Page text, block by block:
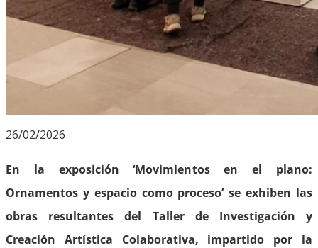
26/02/2026
En la exposición ‘Movimientos en el plano:
Ornamentos y espacio como proceso’ se exhiben las
obras resultantes del Taller de Investigación y
Creación Artística Colaborativa, impartido por la